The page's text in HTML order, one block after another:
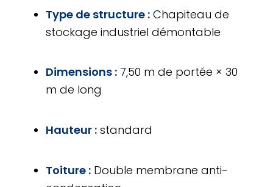
Type de structure : Chapiteau de
stockage industriel démontable
Dimensions : 7,50 m de portée × 30
m de long
Hauteur : standard
Toiture : Double membrane anti-